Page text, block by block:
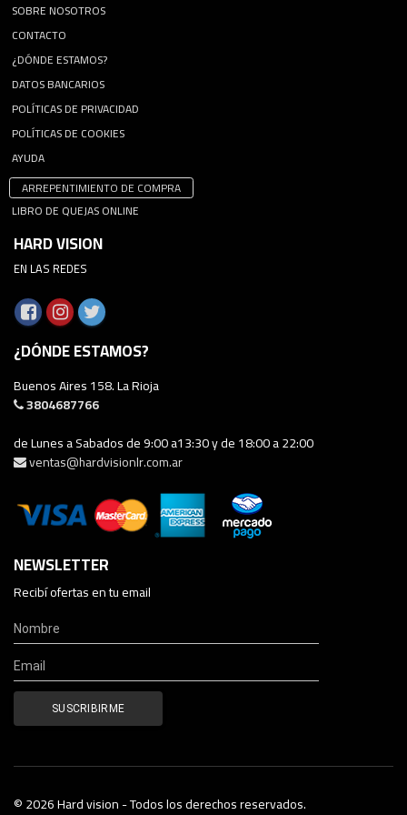
SOBRE NOSOTROS
CONTACTO
¿DÓNDE ESTAMOS?
DATOS BANCARIOS
POLÍTICAS DE PRIVACIDAD
POLÍTICAS DE COOKIES
AYUDA
ARREPENTIMIENTO DE COMPRA
LIBRO DE QUEJAS ONLINE
HARD VISION
EN LAS REDES
¿DÓNDE ESTAMOS?
Buenos Aires 158. La Rioja
3804687766
de Lunes a Sabados de 9:00 a13:30 y de 18:00 a 22:00
ventas@hardvisionlr.com.ar
NEWSLETTER
Recibí ofertas en tu email
© 2026 Hard vision - Todos los derechos reservados.